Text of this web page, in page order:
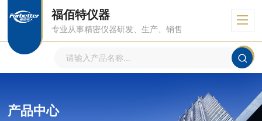
福佰特仪器
专业从事精密仪器研发、生产、销售
产品中心